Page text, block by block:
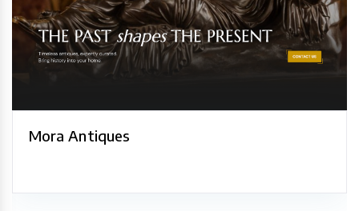
Mora Antiques